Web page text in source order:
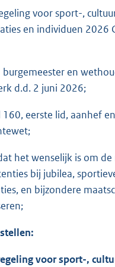
voor sport-,
en individuen 2026
burgemeester en
d.d. 2 juni 2026;
eerste lid, aanhef
het wenselijk is om de
bij jubilea,
en bijzondere
voor sport-,